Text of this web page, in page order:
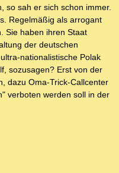
so sah er sich schon immer.
Regelmäßig als arrogant
Sie haben ihren Staat
der deutschen
nationalistische Polak
sozusagen? Erst von der
dazu Oma-Trick-Callcenter
verboten werden soll in der